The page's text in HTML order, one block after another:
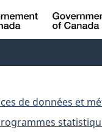
Passer
au
Passer
à
de données et